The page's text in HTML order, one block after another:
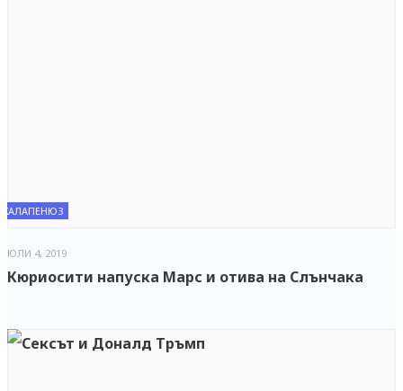
ХАЛАПЕНЮЗ
ЮЛИ 4, 2019
Кюриосити напуска Марс и отива на Слънчака